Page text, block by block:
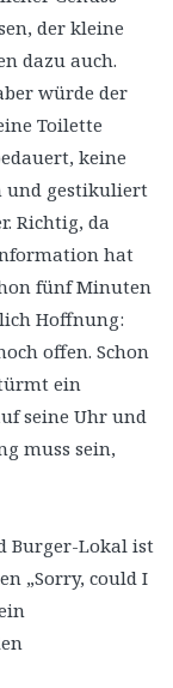
der kleine
dazu auch.
würde der
Toilette
keine
und gestikuliert
Richtig, da
hat
fünf Minuten
Hoffnung:
offen. Schon
ein
seine Uhr und
muss sein,
Burger-Lokal ist
„Sorry, could I